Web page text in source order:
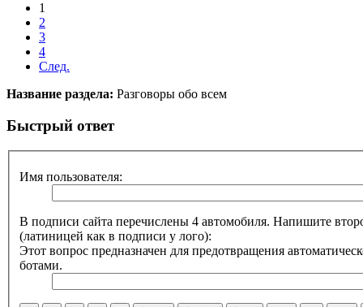
1
2
3
4
След.
Название раздела: Разговоры обо всем
Быстрый ответ
Имя пользователя:
В подписи сайта перечислены 4 автомобиля. Напишите
(латиницей как в подписи у лого):
Этот вопрос предназначен для предотвращения
ботами.